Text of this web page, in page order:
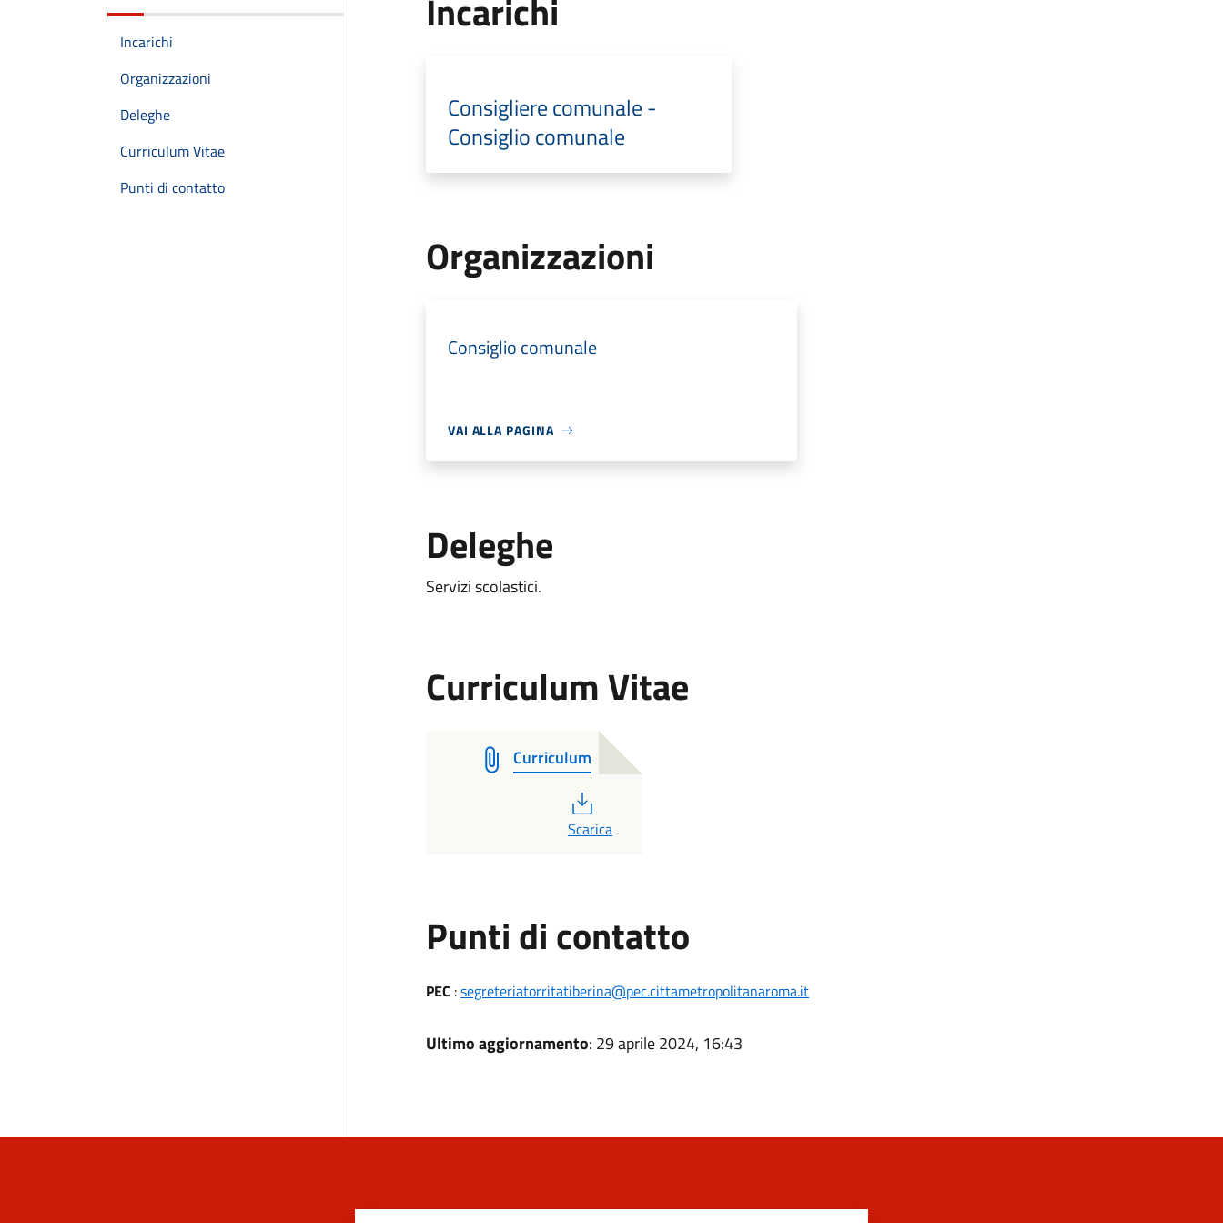
Incarichi
Organizzazioni
Deleghe
Curriculum Vitae
Punti di contatto
Incarichi
Consigliere comunale -
Consiglio comunale
Organizzazioni
Consiglio comunale
VAI ALLA PAGINA
Deleghe
Servizi scolastici.
Curriculum Vitae
Curriculum
PDF
Scarica
Punti di contatto
PEC :segreteriatorritatiberina@pec.cittametropolitanaroma.it
Ultimo aggiornamento: 29 aprile 2024, 16:43